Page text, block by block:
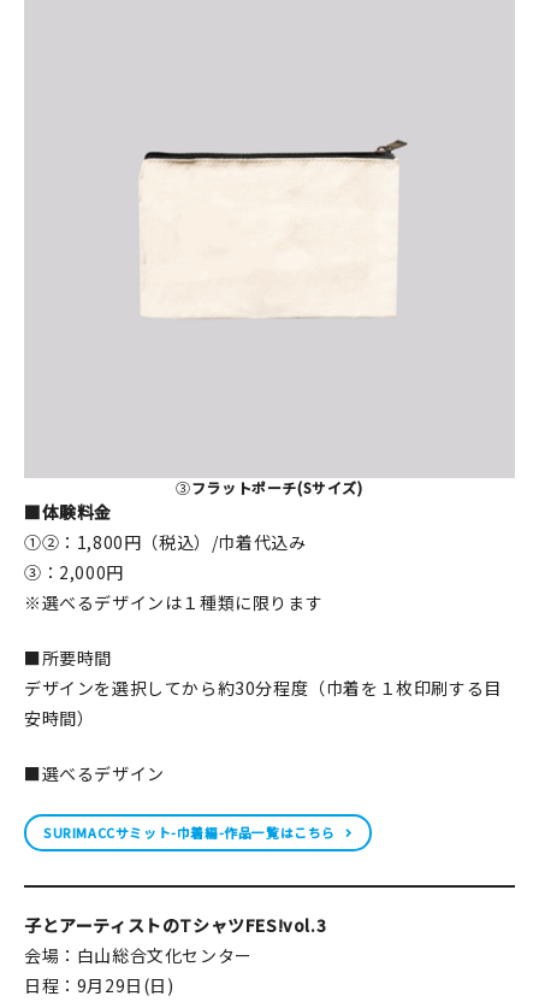
③フラットポーチ(Sサイズ)
■体験料金
①②：1,800円（税込）/巾着代込み
③：2,000円
※選べるデザインは１種類に限ります
■所要時間
デザインを選択してから約30分程度（巾着を１枚印刷する目
安時間）
■選べるデザイン
SURIMACCサミット-巾着編-作品一覧はこちら
子とアーティストのTシャツFES!vol.3
会場：白山総合文化センター
日程：9月29日(日)